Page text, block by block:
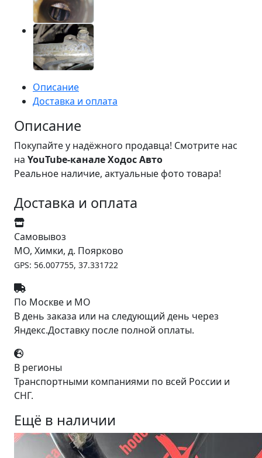
Описание
Доставка и оплата
Описание
Покупайте у надёжного продавца! Смотрите нас
на YouTube-канале Ходос Авто
Реальное наличие, актуальные фото товара!
Доставка и оплата
Самовывоз
МО, Химки, д. Поярково
GPS: 56.007755, 37.331722
По Москве и МО
В день заказа или на следующий день через
Яндекс.Доставку после полной оплаты.
В регионы
Транспортными компаниями по всей России и
СНГ.
Ещё в наличии